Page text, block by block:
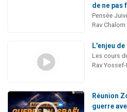
de ne pas
Pensée
Rav Chalom
L'enjeu
Les cours
Rav Yossef-
Réunion
guerre